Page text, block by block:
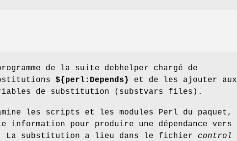
de la suite debhelper chargé de
${perl:Depends}
et de les ajouter aux
de substitution (substvars files).
les scripts et les modules Perl du paquet,
pour produire une dépendance vers
La substitution a lieu dans le fichier control